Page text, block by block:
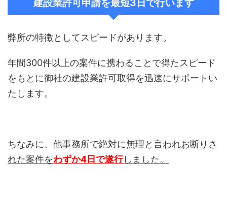
建設業許可申請を最短3日で行います
弊所の特徴としてスピードがあります。
年間300件以上の案件に携わることで得たスピード
をもとに御社の建設業許可取得を迅速にサポートい
たします。
ちなみに、 他事務所で絶対に無理と言われお断りさ
れた案件をわずか4日で遂行しました。